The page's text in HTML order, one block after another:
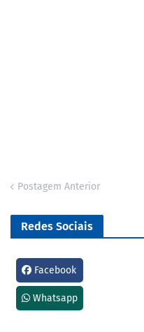
Postagem Anterior
Redes Sociais
Facebook
Whatsapp